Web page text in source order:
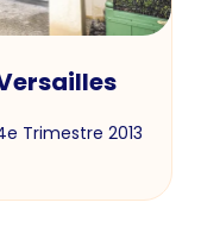
Trimestre 2013